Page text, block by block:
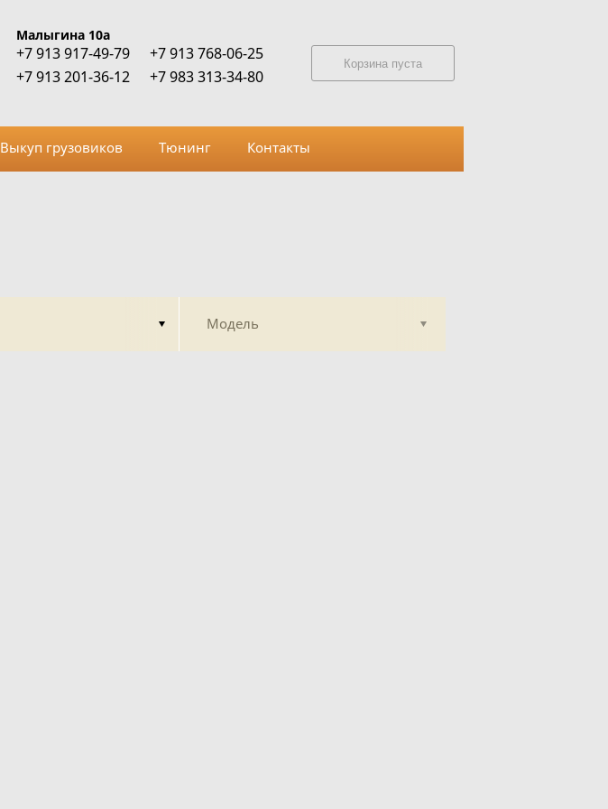
Модель
Малыгина 10а
+7 913 917-49-79
+7 913 201-36-12
+7 913 768-06-25
+7 983 313-34-80
Корзина пуста
Выкуп грузовиков Тюнинг Контакты